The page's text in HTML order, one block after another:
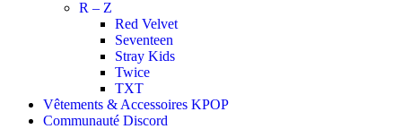
R – Z
Red Velvet
Seventeen
Stray Kids
Twice
TXT
Vêtements & Accessoires KPOP
Communauté Discord